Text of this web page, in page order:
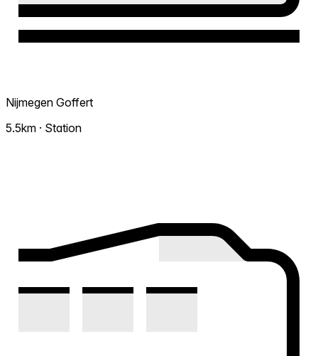
Nijmegen Goffert
5.5km · Station